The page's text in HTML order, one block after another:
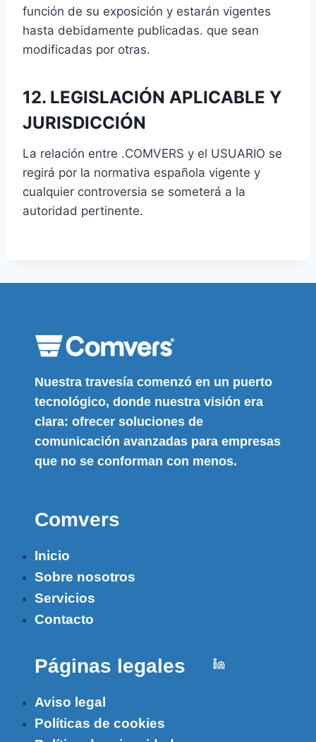
función de su exposición y estarán vigentes
hasta debidamente publicadas. que sean
modificadas por otras.
12. LEGISLACIÓN APLICABLE Y
JURISDICCIÓN
La relación entre .COMVERS y el USUARIO se
regirá por la normativa española vigente y
cualquier controversia se someterá a la
autoridad pertinente.
Nuestra travesía comenzó en un puerto
tecnológico, donde nuestra visión era
clara: ofrecer soluciones de
comunicación avanzadas para empresas
que no se conforman con menos.
Comvers
Inicio
Sobre nosotros
Servicios
Contacto
Páginas legales
Aviso legal
Políticas de cookies